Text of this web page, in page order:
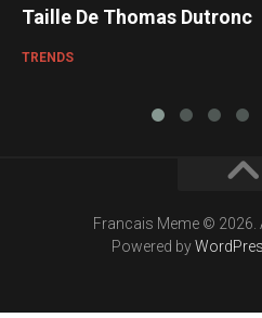
Taille De Thomas Dutronc
TRENDS
Francais Meme © 2026.
Powered by